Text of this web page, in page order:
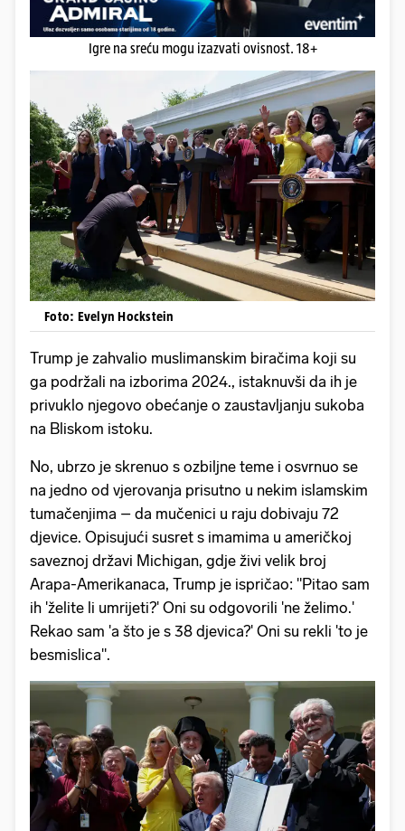
Igre na sreću mogu izazvati ovisnost. 18+
Foto: Evelyn Hockstein
Trump je zahvalio muslimanskim biračima koji su
ga podržali na izborima 2024., istaknuvši da ih je
privuklo njegovo obećanje o zaustavljanju sukoba
na Bliskom istoku.
No, ubrzo je skrenuo s ozbiljne teme i osvrnuo se
na jedno od vjerovanja prisutno u nekim islamskim
tumačenjima – da mučenici u raju dobivaju 72
djevice. Opisujući susret s imamima u američkoj
saveznoj državi Michigan, gdje živi velik broj
Arapa-Amerikanaca, Trump je ispričao: "Pitao sam
ih 'želite li umrijeti?' Oni su odgovorili 'ne želimo.'
Rekao sam 'a što je s 38 djevica?' Oni su rekli 'to je
besmislica".